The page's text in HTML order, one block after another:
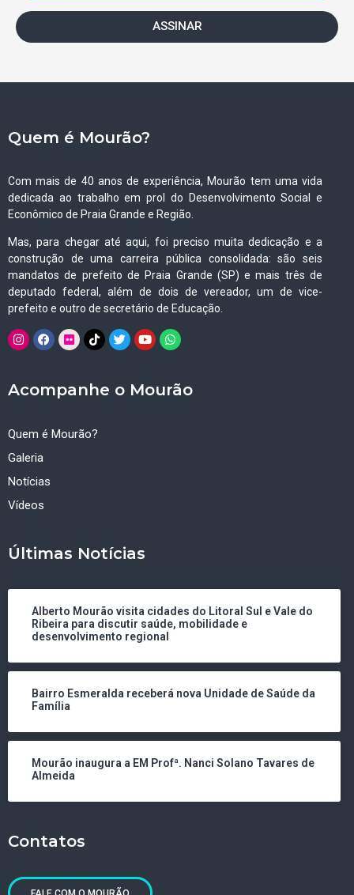
ASSINAR
Quem é Mourão?
Com mais de 40 anos de experiência, Mourão tem uma vida
dedicada ao trabalho em prol do Desenvolvimento Social e
Econômico de Praia Grande e Região.
Mas, para chegar até aqui, foi preciso muita dedicação e a
construção de uma carreira pública consolidada: são seis
mandatos de prefeito de Praia Grande (SP) e mais três de
deputado federal, além de dois de vereador, um de vice-
prefeito e outro de secretário de Educação.
Acompanhe o Mourão
Quem é Mourão?
Galeria
Notícias
Vídeos
Últimas Notícias
Alberto Mourão visita cidades do Litoral Sul e Vale do
Ribeira para discutir saúde, mobilidade e
desenvolvimento regional
Bairro Esmeralda receberá nova Unidade de Saúde da
Família
Mourão inaugura a EM Profª. Nanci Solano Tavares de
Almeida
Contatos